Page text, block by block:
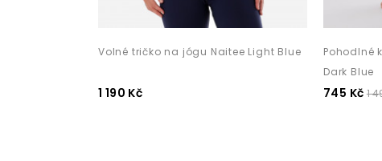
Volné tričko na jógu Naitee Light Blue
1 190 Kč
Pohodlné
Dark Blue
745 Kč 1